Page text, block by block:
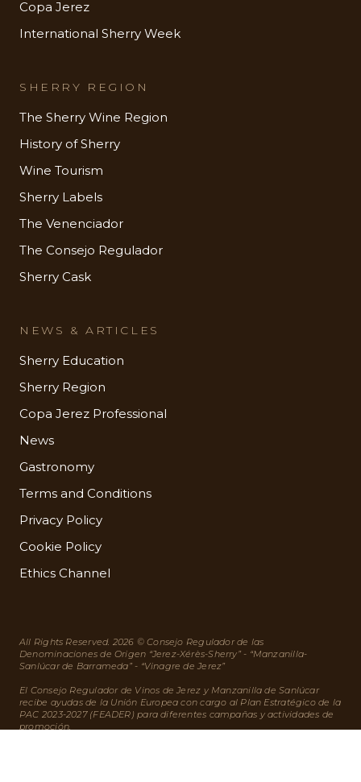
Copa Jerez
International Sherry Week
SHERRY REGION
The Sherry Wine Region
History of Sherry
Wine Tourism
Sherry Labels
The Venenciador
The Consejo Regulador
Sherry Cask
NEWS & ARTICLES
Sherry Education
Sherry Region
Copa Jerez Professional
News
Gastronomy
Terms and Conditions
Privacy Policy
Cookie Policy
Ethics Channel
All Rights Reserved. 2026 © Consejo Regulador de las
Denominaciones de Origen “Jerez-Xérès-Sherry” - “Manzanilla-
Sanlúcar de Barrameda” - “Vinagre de Jerez”
El Consejo Regulador de Vinos de Jerez y Manzanilla de Sanlúcar
recibe ayudas de la Unión Europea con cargo al Plan Estratégico de la
PAC 2023-2027 (FEADER) para diferentes campañas y actividades de
promoción.